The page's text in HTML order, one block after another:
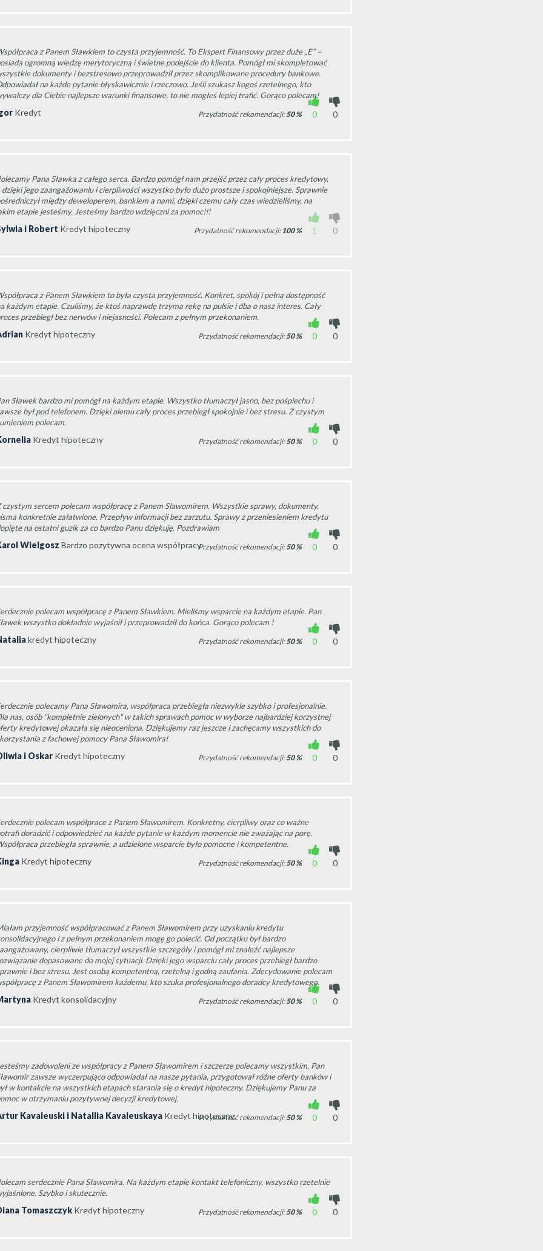
z Panem Sławkiem to czysta przyjemność. To Ekspert Finansowy przez duże „E” –
ogromną wiedzę merytoryczną i świetne podejście do klienta. Pomógł mi skompletować
dokumenty i bezstresowo przeprowadził przez skomplikowane procedury bankowe.
na każde pytanie błyskawicznie i rzeczowo. Jeśli szukasz kogoś rzetelnego, kto
dla Ciebie najlepsze warunki finansowe, to nie mogłeś lepiej trafić. Gorąco polecam!
Kredyt 0 0
Przydatność rekomendacji:50%
Pana Sławka z całego serca. Bardzo pomógł nam przejść przez cały proces kredytowy,
dzięki jego zaangażowaniu i cierpliwości wszystko było dużo prostsze i spokojniejsze. Sprawnie
między deweloperem, bankiem a nami, dzięki czemu cały czas wiedzieliśmy, na
etapie jesteśmy. Jesteśmy bardzo wdzięczni za pomoc!!!
i Robert Kredyt hipoteczny 1 0
Przydatność rekomendacji:100%
z Panem Sławkiem to była czysta przyjemność. Konkret, spokój i pełna dostępność
każdym etapie. Czuliśmy, że ktoś naprawdę trzyma rękę na pulsie i dba o nasz interes. Cały
przebiegł bez nerwów i niejasności. Polecam z pełnym przekonaniem.
Kredyt hipoteczny 0 0
Przydatność rekomendacji:50%
Sławek bardzo mi pomógł na każdym etapie. Wszystko tłumaczył jasno, bez pośpiechu i
był pod telefonem. Dzięki niemu cały proces przebiegł spokojnie i bez stresu. Z czystym
polecam.
Kredyt hipoteczny 0 0
Przydatność rekomendacji:50%
czystym sercem polecam współpracę z Panem Slawomirem. Wszystkie sprawy, dokumenty,
konkretnie załatwione. Przepływ informacji bez zarzutu. Sprawy z przeniesieniem kredytu
na ostatni guzik za co bardzo Panu dziękuję. Pozdrawiam
Wielgosz Bardzo pozytywna ocena współpracy 0 0
Przydatność rekomendacji:50%
polecam współpracę z Panem Sławkiem. Mieliśmy wsparcie na każdym etapie. Pan
wszystko dokładnie wyjaśnił i przeprowadził do końca. Gorąco polecam !
kredyt hipoteczny 0 0
Przydatność rekomendacji:50%
polecamy Pana Sławomira, współpraca przebiegła niezwykle szybko i profesjonalnie.
nas, osób "kompletnie zielonych" w takich sprawach pomoc w wyborze najbardziej korzystnej
kredytowej okazała się nieoceniona. Dziękujemy raz jeszcze i zachęcamy wszystkich do
z fachowej pomocy Pana Sławomira!
i Oskar Kredyt hipoteczny 0 0
Przydatność rekomendacji:50%
polecam współprace z Panem Sławomirem. Konkretny, cierpliwy oraz co ważne
doradzić i odpowiedzieć na każde pytanie w każdym momencie nie zważając na porę.
przebiegła sprawnie, a udzielone wsparcie było pomocne i kompetentne.
Kredyt hipoteczny 0 0
Przydatność rekomendacji:50%
przyjemność współpracować z Panem Sławomirem przy uzyskaniu kredytu
i z pełnym przekonaniem mogę go polecić. Od początku był bardzo
cierpliwie tłumaczył wszystkie szczegóły i pomógł mi znaleźć najlepsze
dopasowane do mojej sytuacji. Dzięki jego wsparciu cały proces przebiegł bardzo
i bez stresu. Jest osobą kompetentną, rzetelną i godną zaufania. Zdecydowanie polecam
z Panem Sławomirem każdemu, kto szuka profesjonalnego doradcy kredytowego.
Kredyt konsolidacyjny 0 0
Przydatność rekomendacji:50%
zadowoleni ze współpracy z Panem Sławomirem i szczerze polecamy wszystkim. Pan
zawsze wyczerpująco odpowiadał na nasze pytania, przygotował różne oferty banków i
w kontakcie na wszystkich etapach starania się o kredyt hipoteczny. Dziękujemy Panu za
w otrzymaniu pozytywnej decyzji kredytowej.
Kavaleuski i Natallia Kavaleuskaya Kredyt hipoteczny 0 0
Przydatność rekomendacji:50%
serdecznie Pana Sławomira. Na każdym etapie kontakt telefoniczny, wszystko rzetelnie
Szybko i skutecznie.
Tomaszczyk Kredyt hipoteczny 0 0
Przydatność rekomendacji:50%